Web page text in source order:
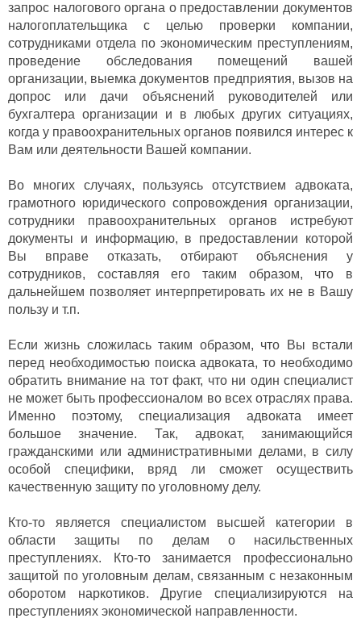
запрос налогового органа о предоставлении документов
налогоплательщика с целью проверки компании,
сотрудниками отдела по экономическим преступлениям,
проведение обследования помещений вашей
организации, выемка документов предприятия, вызов на
допрос или дачи объяснений руководителей или
бухгалтера организации и в любых других ситуациях,
когда у правоохранительных органов появился интерес к
Вам или деятельности Вашей компании.
Во многих случаях, пользуясь отсутствием адвоката,
грамотного юридического сопровождения организации,
сотрудники правоохранительных органов истребуют
документы и информацию, в предоставлении которой
Вы вправе отказать, отбирают объяснения у
сотрудников, составляя его таким образом, что в
дальнейшем позволяет интерпретировать их не в Вашу
пользу и т.п.
Если жизнь сложилась таким образом, что Вы встали
перед необходимостью поиска адвоката, то необходимо
обратить внимание на тот факт, что ни один специалист
не может быть профессионалом во всех отраслях права.
Именно поэтому, специализация адвоката имеет
большое значение. Так, адвокат, занимающийся
гражданскими или административными делами, в силу
особой специфики, вряд ли сможет осуществить
качественную защиту по уголовному делу.
Кто-то является специалистом высшей категории в
области защиты по делам о насильственных
преступлениях. Кто-то занимается профессионально
защитой по уголовным делам, связанным с незаконным
оборотом наркотиков. Другие специализируются на
преступлениях экономической направленности.